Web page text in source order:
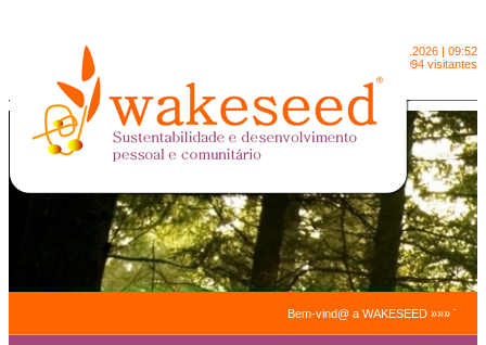
8.8.2026 | 09:52
2091094 visitantes
Bem-vind@ a WAKESEED »»»